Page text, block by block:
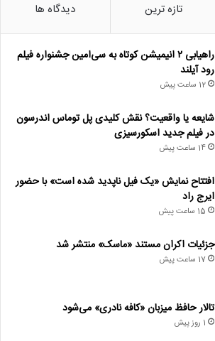
تازه ترین دیدگاه ها
راهیابی ۲ انیمیشن کوتاه به سی‌امین جشنواره فیلم
رود آیلند
12 ساعت پیش
شایعه یا واقعیت؟ نقش کلیدی پل توماس اندرسون
در فیلم جدید اسکورسیزی
14 ساعت پیش
افتتاح نمایش «یک فیل ناپدید شده است» با حضور
ایرج راد
15 ساعت پیش
جزئیات اکران مستند «ماسک» منتشر شد
17 ساعت پیش
تالار حافظ میزبان «کافه نادری» می‌شود
1 روز پیش